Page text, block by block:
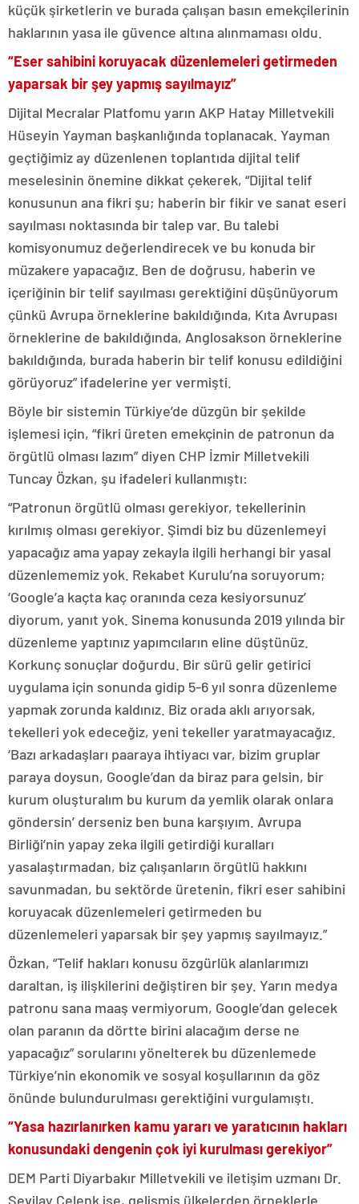
küçük şirketlerin ve burada çalışan basın emekçilerinin
haklarının yasa ile güvence altına alınmaması oldu.
“Eser sahibini koruyacak düzenlemeleri getirmeden
yaparsak bir şey yapmış sayılmayız”
Dijital Mecralar Platfomu yarın AKP Hatay Milletvekili
Hüseyin Yayman başkanlığında toplanacak. Yayman
geçtiğimiz ay düzenlenen toplantıda dijital telif
meselesinin önemine dikkat çekerek, “Dijital telif
konusunun ana fikri şu; haberin bir fikir ve sanat eseri
sayılması noktasında bir talep var. Bu talebi
komisyonumuz değerlendirecek ve bu konuda bir
müzakere yapacağız. Ben de doğrusu, haberin ve
içeriğinin bir telif sayılması gerektiğini düşünüyorum
çünkü Avrupa örneklerine bakıldığında, Kıta Avrupası
örneklerine de bakıldığında, Anglosakson örneklerine
bakıldığında, burada haberin bir telif konusu edildiğini
görüyoruz” ifadelerine yer vermişti.
Böyle bir sistemin Türkiye’de düzgün bir şekilde
işlemesi için, “fikri üreten emekçinin de patronun da
örgütlü olması lazım” diyen CHP İzmir Milletvekili
Tuncay Özkan, şu ifadeleri kullanmıştı:
“Patronun örgütlü olması gerekiyor, tekellerinin
kırılmış olması gerekiyor. Şimdi biz bu düzenlemeyi
yapacağız ama yapay zekayla ilgili herhangi bir yasal
düzenlememiz yok. Rekabet Kurulu’na soruyorum;
‘Google’a kaçta kaç oranında ceza kesiyorsunuz’
diyorum, yanıt yok. Sinema konusunda 2019 yılında bir
düzenleme yaptınız yapımcıların eline düştünüz.
Korkunç sonuçlar doğurdu. Bir sürü gelir getirici
uygulama için sonunda gidip 5-6 yıl sonra düzenleme
yapmak zorunda kaldınız. Biz orada aklı arıyorsak,
tekelleri yok edeceğiz, yeni tekeller yaratmayacağız.
‘Bazı arkadaşları paaraya ihtiyacı var, bizim gruplar
paraya doysun, Google’dan da biraz para gelsin, bir
kurum oluşturalım bu kurum da yemlik olarak onlara
göndersin’ derseniz ben buna karşıyım. Avrupa
Birliği’nin yapay zeka ilgili getirdiği kuralları
yasalaştırmadan, biz çalışanların örgütlü hakkını
savunmadan, bu sektörde üretenin, fikri eser sahibini
koruyacak düzenlemeleri getirmeden bu
düzenlemeleri yaparsak bir şey yapmış sayılmayız.”
Özkan, “Telif hakları konusu özgürlük alanlarımızı
daraltan, iş ilişkilerini değiştiren bir şey. Yarın medya
patronu sana maaş vermiyorum, Google’dan gelecek
olan paranın da dörtte birini alacağım derse ne
yapacağız” sorularını yönelterek bu düzenlemede
Türkiye’nin ekonomik ve sosyal koşullarının da göz
önünde bulundurulması gerektiğini vurgulamıştı.
“Yasa hazırlanırken kamu yararı ve yaratıcının hakları
konusundaki dengenin çok iyi kurulması gerekiyor”
DEM Parti Diyarbakır Milletvekili ve iletişim uzmanı Dr.
Sevilay Çelenk ise, gelişmiş ülkelerden örneklerle